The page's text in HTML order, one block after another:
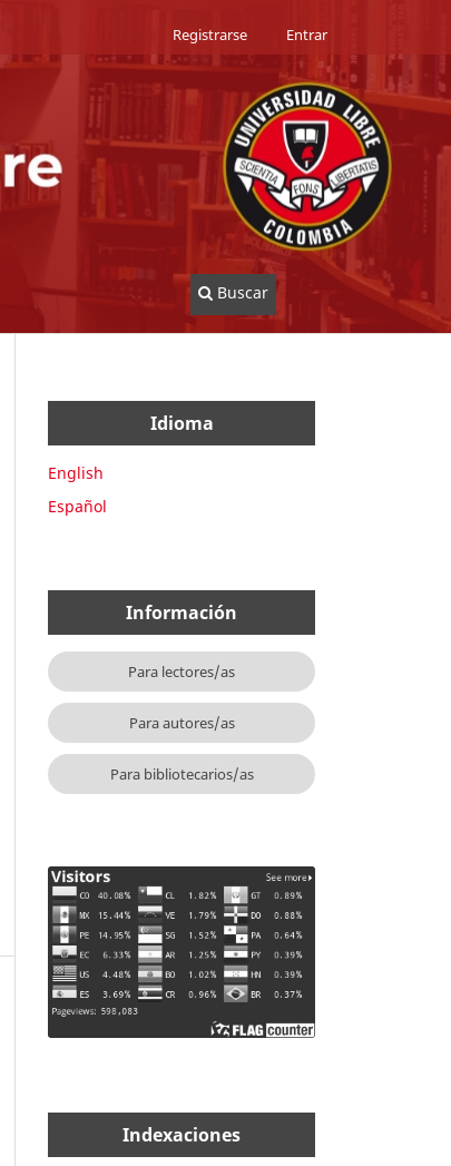
Buscar
Registrarse Entrar
Idioma
English
Español
Información
Para lectores/as
Para autores/as
Para bibliotecarios/as
Indexaciones